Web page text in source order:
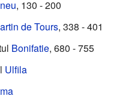
, 130 - 200
de Tours, 338 - 401
Bonifatie, 680 - 755
Ulfila